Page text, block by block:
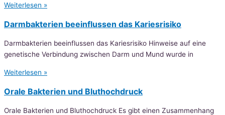
Weiterlesen »
Darmbakterien beeinflussen das Kariesrisiko
Darmbakterien beeinflussen das Kariesrisiko Hinweise auf eine
genetische Verbindung zwischen Darm und Mund wurde in
Weiterlesen »
Orale Bakterien und Bluthochdruck
Orale Bakterien und Bluthochdruck Es gibt einen Zusammenhang